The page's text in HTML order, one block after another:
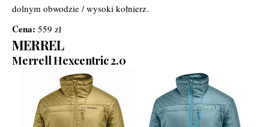
dolnym obwodzie / wysoki kołnierz.
Cena: 559 zł
MERREL
Merrell Hexcentric 2.0